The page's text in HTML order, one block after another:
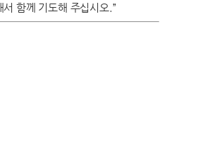
함께 기도해 주십시오.”